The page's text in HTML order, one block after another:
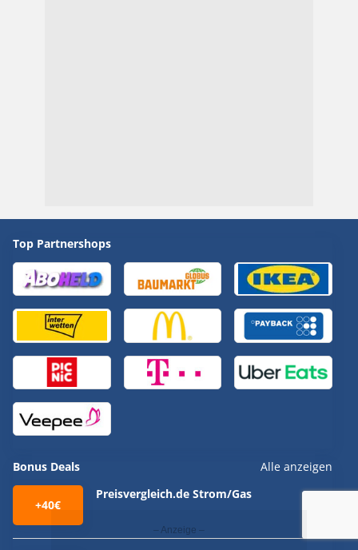
Top Partnershops
Bonus Deals Alle anzeigen
+40€
Preisvergleich.de Strom/Gas